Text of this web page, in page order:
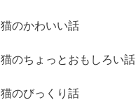
猫のかわいい話
猫のちょっとおもしろい話
猫のびっくり話